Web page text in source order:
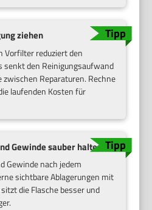
ziehen
Vorfilter reduziert den
senkt den Reinigungsaufwand
Reparaturen. Rechne
laufenden Kosten für
Gewinde sauber halten
Gewinde nach jedem
sichtbare Ablagerungen mit
die Flasche besser und